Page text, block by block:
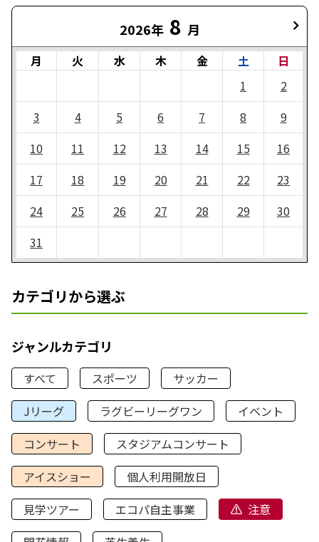
2026年 8 月
月 火 水 木 金 土
日
1
2
3
4 5 6 7 8
9
10
11 12 13 14 15
16
17
18 19 20 21 22
23
24
25 26 27 28 29
30
31
カテゴリから選ぶ
ジャンルカテゴリ
すべて スポーツ
サッカー
Jリーグ
ラグビーリーグワン
イベント
コンサート
スタジアムコンサート
アイスショー
個人利用開放日
見学ツアー
エコパ自主事業
注意